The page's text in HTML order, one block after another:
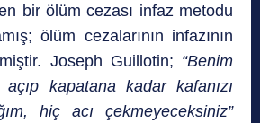
bir ölüm cezası infaz metodu
ölüm cezalarının infazının
Joseph Guillotin; “Benim
kapatana kadar kafanızı
hiç acı çekmeyeceksiniz”